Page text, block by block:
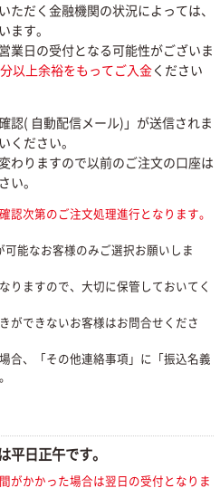
だく金融機関の状況によっては、
ます。
業日の受付となる可能性がございま
以上余裕をもってご入金ください
認( 自動配信メール)」が送信されま
ください。
わりますので以前のご注文の口座は
い。
認次第のご注文処理進行となります。
能なお客様のみご選択お願いしま
りますので、大切に保管しておいてく
ができないお客様はお問合せくださ
合、「その他連絡事項」に「振込名義
日正午です。
がかかった場合は翌日の受付となりま